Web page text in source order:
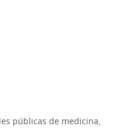
públicas de medicina,